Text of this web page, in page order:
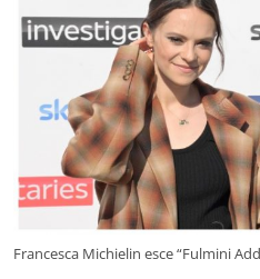
Francesca Michielin esce “Fulmini